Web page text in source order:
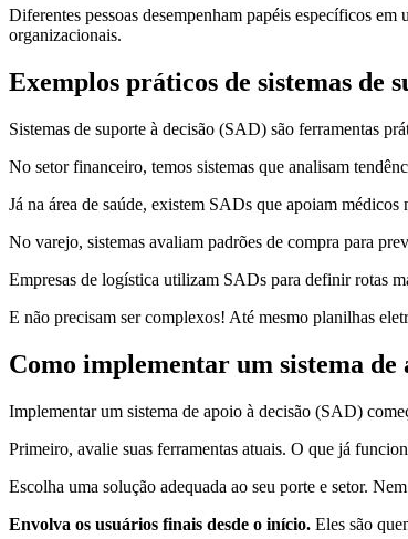
Diferentes pessoas desempenham papéis específicos
organizacionais.
Exemplos práticos de sistemas de
Sistemas de suporte à decisão (SAD) são ferramentas
No setor financeiro, temos sistemas que analisam
Já na área de saúde, existem SADs que apoiam
No varejo, sistemas avaliam padrões de compra para
Empresas de logística utilizam SADs para definir rotas
E não precisam ser complexos! Até mesmo planilhas
Como implementar um sistema de
Implementar um sistema de apoio à decisão (SAD)
Primeiro, avalie suas ferramentas atuais. O que já
Escolha uma solução adequada ao seu porte e setor.
Envolva os usuários finais desde o início. Eles são